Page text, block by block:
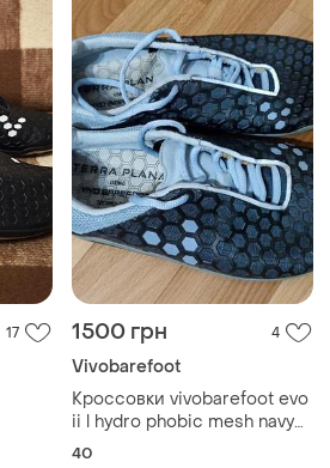
17 1500 грн 4
Vivobarefoot
Кроссовки vivobarefoot evo
ii l hydro phobic mesh navy
dt blue, р. 40, кроссовки
40